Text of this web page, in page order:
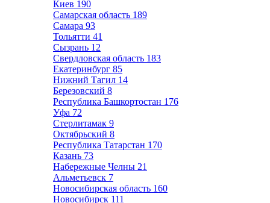
Киев 190
Самарская область 189
Самара 93
Тольятти 41
Сызрань 12
Свердловская область 183
Екатеринбург 85
Нижний Тагил 14
Березовский 8
Республика Башкортостан 176
Уфа 72
Стерлитамак 9
Октябрьский 8
Республика Татарстан 170
Казань 73
Набережные Челны 21
Альметьевск 7
Новосибирская область 160
Новосибирск 111